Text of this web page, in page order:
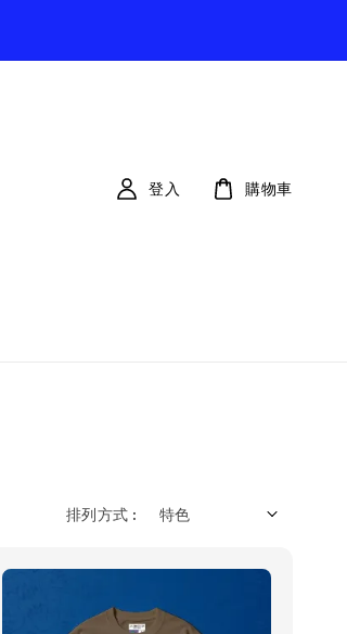
登入 購物車
排列方式 :